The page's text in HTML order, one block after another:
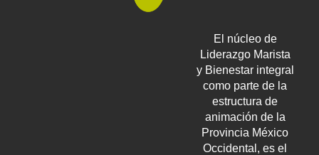
El núcleo de
Liderazgo Marista
y Bienestar integral
como parte de la
estructura de
animación de la
Provincia México
Occidental, es el